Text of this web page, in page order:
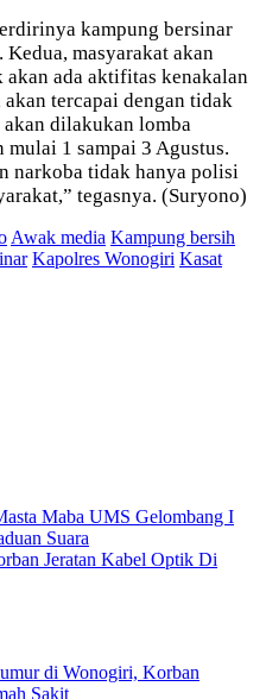
kampung bersinar
masyarakat akan
akan ada aktifitas kenakalan
tercapai dengan tidak
akan dilakukan lomba
1 sampai 3 Agustus.
narkoba tidak hanya polisi
tegasnya. (Suryono)
Awak media Kampung bersih
Kapolres Wonogiri Kasat
Maba UMS Gelombang I
Suara
Jeratan Kabel Optik Di
di Wonogiri, Korban
Sakit